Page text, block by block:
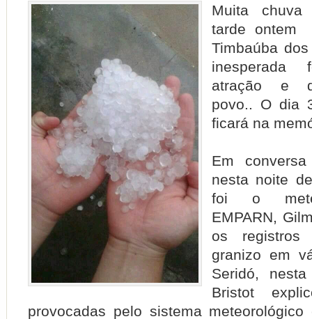
Muita
tarde ontem
Timbaúba
atração e
povo.. O dia
ficará na
Em
nesta noite
foi o
EMPARN,
os
granizo em
Seridó,
Bristot
provocadas pelo sistema meteorológico